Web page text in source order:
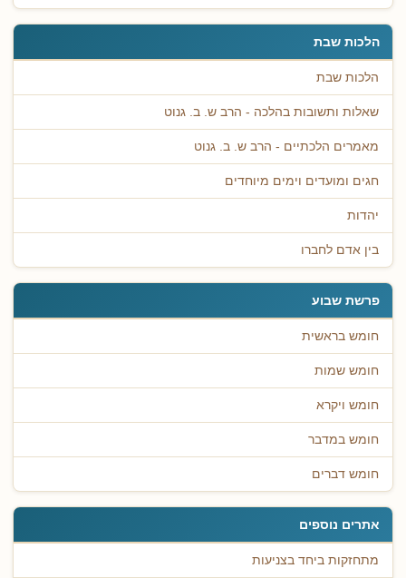
הלכות שבת
הלכות שבת
שאלות ותשובות בהלכה - הרב ש. ב. גנוט
מאמרים הלכתיים - הרב ש. ב. גנוט
חגים ומועדים וימים מיוחדים
יהדות
בין אדם לחברו
פרשת שבוע
חומש בראשית
חומש שמות
חומש ויקרא
חומש במדבר
חומש דברים
אתרים נוספים
מתחזקות ביחד בצניעות